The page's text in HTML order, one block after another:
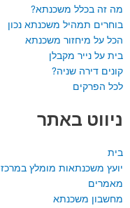
-
a
l
t
o
p
e
a
p
p
ניווט באתר
בית
יועץ משכנתאות מומלץ במרכז
מאמרים
מחשבון משכנתא
מה זה בכלל משכנתא?
בוחרים תמהיל משכנתא נכון
הכל על מיחזור משכנתא
בית על נייר מקבלן
קונים דירה שניה?
לכל הפרקים